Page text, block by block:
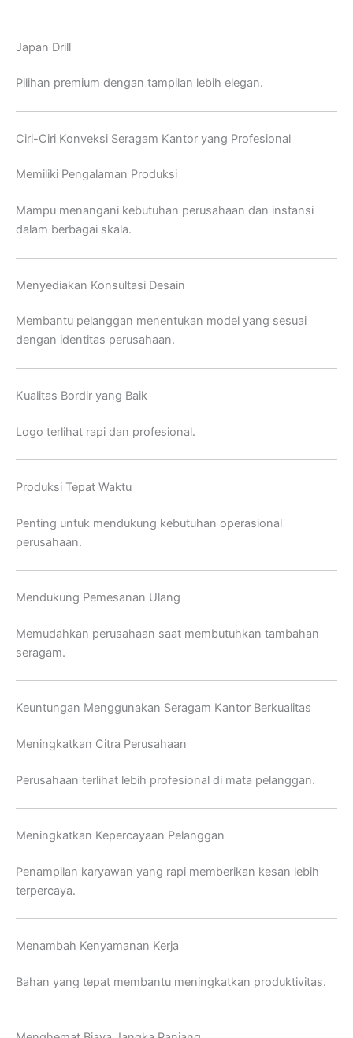
Japan Drill
Pilihan premium dengan tampilan lebih elegan.
Ciri-Ciri Konveksi Seragam Kantor yang Profesional
Memiliki Pengalaman Produksi
Mampu menangani kebutuhan perusahaan dan instansi
dalam berbagai skala.
Menyediakan Konsultasi Desain
Membantu pelanggan menentukan model yang sesuai
dengan identitas perusahaan.
Kualitas Bordir yang Baik
Logo terlihat rapi dan profesional.
Produksi Tepat Waktu
Penting untuk mendukung kebutuhan operasional
perusahaan.
Mendukung Pemesanan Ulang
Memudahkan perusahaan saat membutuhkan tambahan
seragam.
Keuntungan Menggunakan Seragam Kantor Berkualitas
Meningkatkan Citra Perusahaan
Perusahaan terlihat lebih profesional di mata pelanggan.
Meningkatkan Kepercayaan Pelanggan
Penampilan karyawan yang rapi memberikan kesan lebih
terpercaya.
Menambah Kenyamanan Kerja
Bahan yang tepat membantu meningkatkan produktivitas.